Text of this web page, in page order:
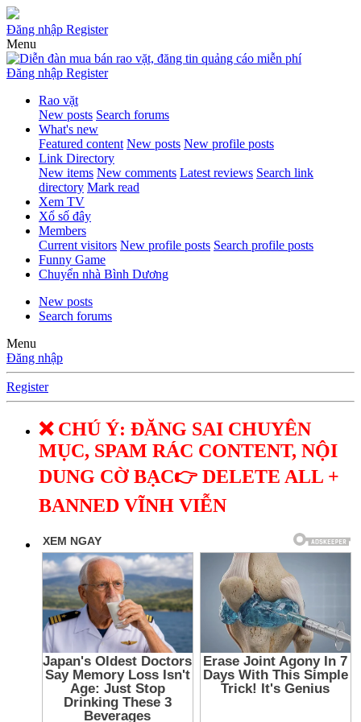
Đăng nhập Register
Menu
Đăng nhập Register
Rao vặt
New posts Search forums
What's new
Featured content New posts New profile posts
Link Directory
New items New comments Latest reviews Search link
directory Mark read
Xem TV
Xổ số đây
Members
Current visitors New profile posts Search profile posts
Funny Game
Chuyển nhà Bình Dương
New posts
Search forums
Menu
Đăng nhập
Register
❌ CHÚ Ý: ĐĂNG SAI CHUYÊN
MỤC, SPAM RÁC CONTENT, NỘI
DUNG CỜ BẠC👉 DELETE ALL +
BANNED VĨNH VIỄN